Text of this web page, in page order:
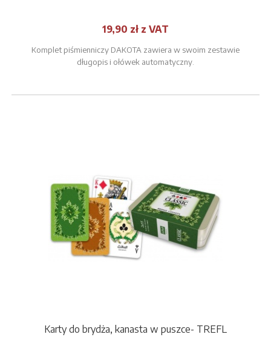
19,90 zł z VAT
Komplet piśmienniczy DAKOTA zawiera w swoim zestawie
długopis i ołówek automatyczny.
Karty do brydża, kanasta w puszce- TREFL